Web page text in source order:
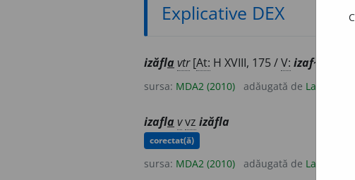
Explicative DEX
izăfla vtr[At: H XVIII, 175 /V: izaf~, izef~
sursa: MDA2 (2010) adăugată de
izafla vvz izăfla
corectat(ă)
sursa: MDA2 (2010) adăugată de